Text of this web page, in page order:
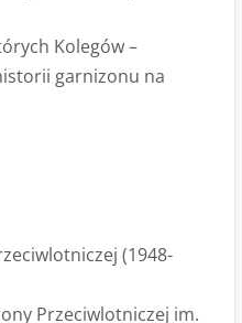
Kolegów –
garnizonu na
(1948-
Przeciwlotniczej im.